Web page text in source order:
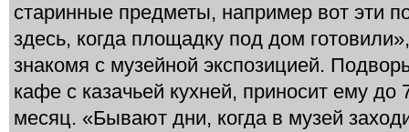
старинные предметы, например вот эти
здесь, когда площадку под дом
знакомя с музейной экспозицией.
кафе с казачьей кухней, приносит ему до
месяц. «Бывают дни, когда в музей